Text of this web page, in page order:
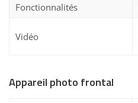
Fonctionnalités
Vidéo
Appareil photo frontal